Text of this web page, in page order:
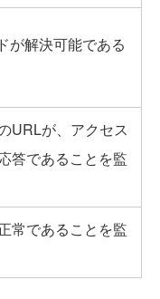
が解決可能である
URLが、アクセス
答であることを監
常であることを監